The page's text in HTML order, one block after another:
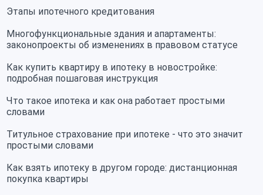
Этапы ипотечного кредитования
Многофункциональные здания и апартаменты:
законопроекты об изменениях в правовом статусе
Как купить квартиру в ипотеку в новостройке:
подробная пошаговая инструкция
Что такое ипотека и как она работает простыми
словами
Титульное страхование при ипотеке - что это значит
простыми словами
Как взять ипотеку в другом городе: дистанционная
покупка квартиры